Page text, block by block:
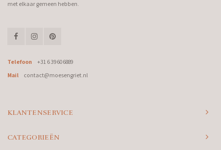
met elkaar gemeen hebben.
Telefoon
+31 6 39606889
Mail
contact@moesengriet.nl
KLANTENSERVICE
CATEGORIEËN